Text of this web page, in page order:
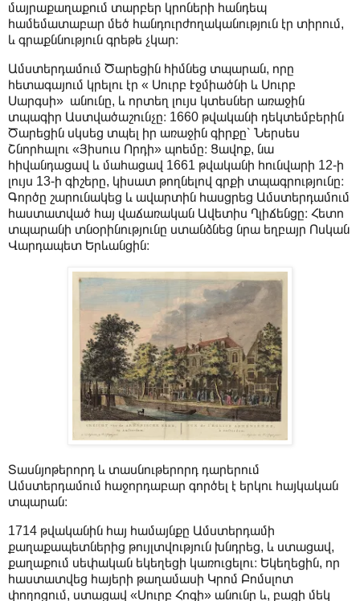
մայրաքաղաքում տարբեր կրոների հանդեպ
համեմատաբար մեծ հանդուրժողականություն էր տիրում,
և գրաքննություն գրեթե չկար։
Ամստերդամում Ծարեցին հիմնեց տպարան, որը
հետագայում կրելու էր « Սուրբ Էջմիածնի և Սուրբ
Սարգսի» անունը, և որտեղ լույս կտեսներ առաջին
տպագիր Աստվածաշունչը։ 1660 թվականի դեկտեմբերին
Ծարեցին սկսեց տպել իր առաջին գիրքը՝ Ներսես
Շնորհալու «Յիսուս Որդի» պոեմը։ Ցավոք, նա
հիվանդացավ և մահացավ 1661 թվականի հունվարի 12-ի
լույս 13-ի գիշերը, կիսատ թողնելով գրքի տպագրությունը։
Գործը շարունակեց և ավարտին հասցրեց Ամստերդամում
հաստատված հայ վաճառական Ավետիս Ղլիճենցը։ Հետո
տպարանի տնօրինությունը ստանձնեց նրա եղբայր Ոսկան
Վարդապետ Երևանցին։
Տասնյոթերորդ և տասնութերորդ դարերում
Ամստերդամում հաջորդաբար գործել է երկու հայկական
տպարան։
1714 թվականին հայ համայնքը Ամստերդամի
քաղաքապետներից թույլտվություն խնդրեց, և ստացավ,
քաղաքում սեփական եկեղեցի կառուցելու։ Եկեղեցին, որ
հաստատվեց հայերի թաղամասի Կրոմ Բոմսլոտ
փողոցում, ստացավ «Սուրբ Հոգի» անունը և, բացի մեկ